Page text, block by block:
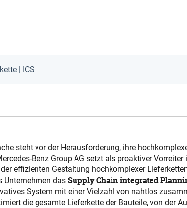
| ICS
steht vor der Herausforderung, ihre
Benz Group AG setzt als proaktiver
effizienten Gestaltung hochkomplexer
Unternehmen das Supply Chain integrated
System mit einer Vielzahl von nahtlos
die gesamte Lieferkette der Bauteile, von der